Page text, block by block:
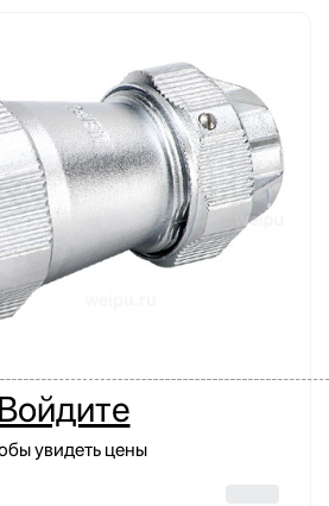
Войдите
увидеть цены